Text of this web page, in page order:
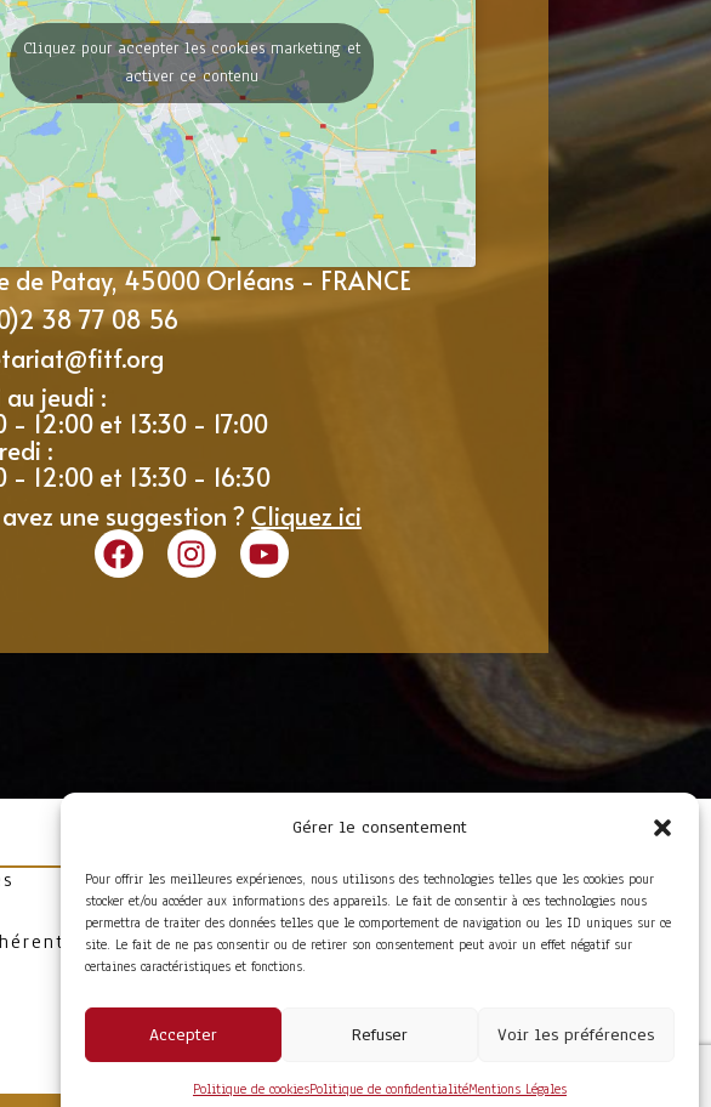
Gérer le consentement
Pour offrir les meilleures expériences, nous utilisons des technologies telles que les cookies pour
stocker et/ou accéder aux informations des appareils. Le fait de consentir à ces technologies nous
permettra de traiter des données telles que le comportement de navigation ou les ID uniques sur ce
site. Le fait de ne pas consentir ou de retirer son consentement peut avoir un effet négatif sur
certaines caractéristiques et fonctions.
Accepter Refuser Voir les préférences
Politique de cookiesPolitique de confidentialitéMentions Légales
Cliquez pour accepter les cookies marketing et
activer ce contenu
de Patay, 45000 Orléans - FRANCE
38 77 08 56
au jeudi :
- 12:00 et 13:30 - 17:00
:
- 12:00 et 13:30 - 16:30
une suggestion ? Cliquez ici
Foire aux questions
Conditions Générales de
Vente
Mentions Légales
Politique de